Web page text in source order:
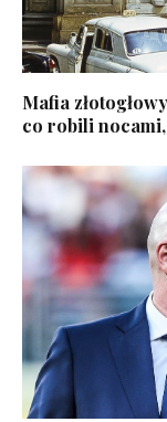
Mafia
co robili